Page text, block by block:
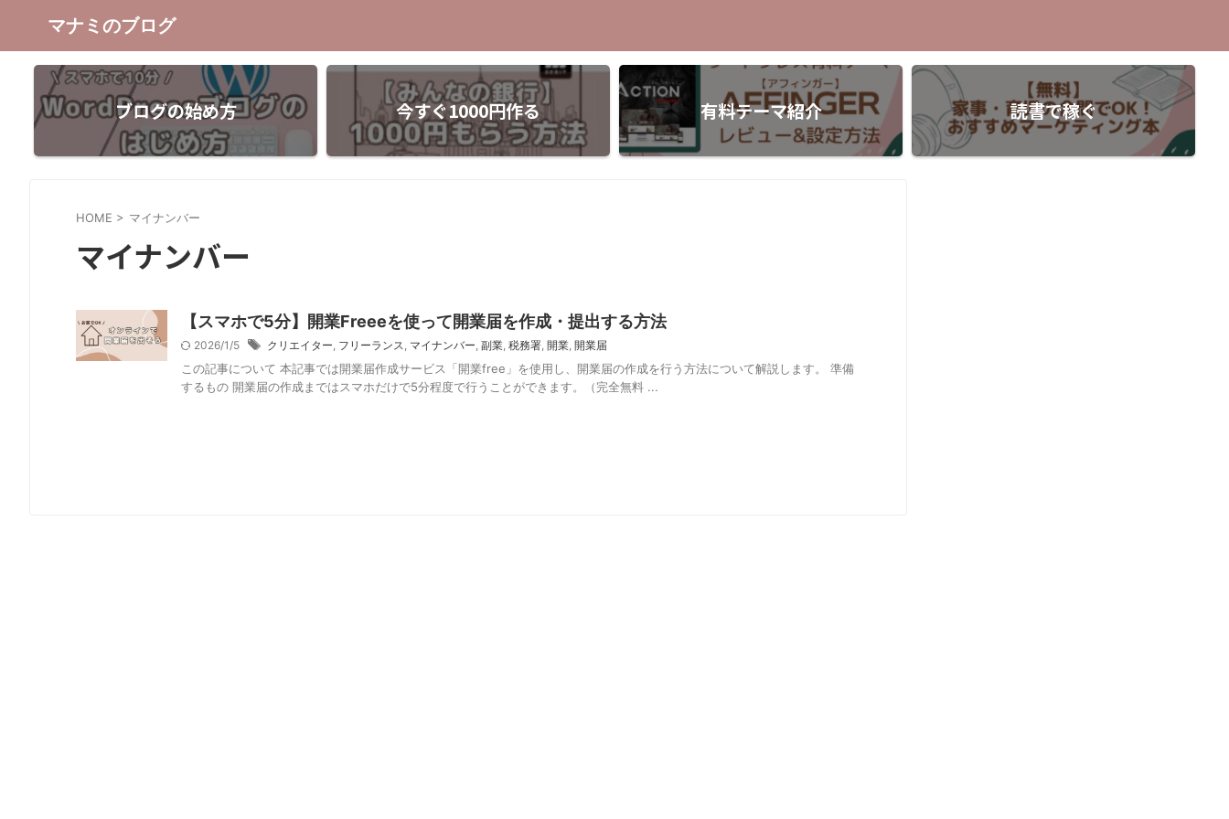
マナミのブログ
ブログの始め方 今すぐ1000円作る 有料テーマ紹介 読書で稼ぐ
HOME > マイナンバー
マイナンバー
【スマホで5分】開業Freeeを使って開業届を作成・提出する方法
2026/1/5 クリエイター, フリーランス, マイナンバー, 副業, 税務署, 開業, 開業届
この記事について 本記事では開業届作成サービス「開業free」を使用し、開業届の作成を行う方法について解説します。 準備
するもの 開業届の作成まではスマホだけで5分程度で行うことができます。（完全無料 ...